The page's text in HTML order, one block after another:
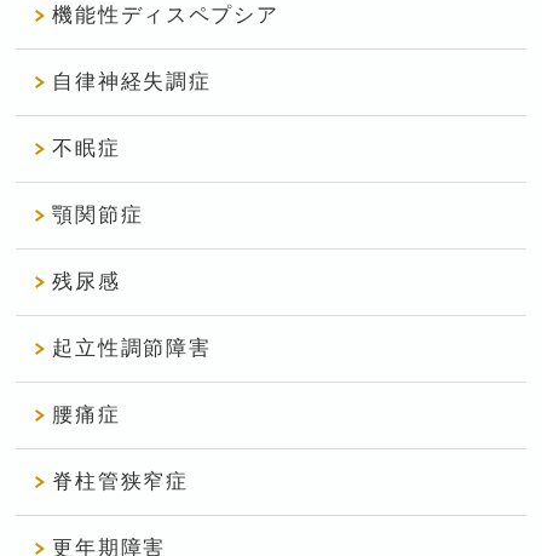
機能性ディスペプシア
自律神経失調症
不眠症
顎関節症
残尿感
起立性調節障害
腰痛症
脊柱管狭窄症
更年期障害